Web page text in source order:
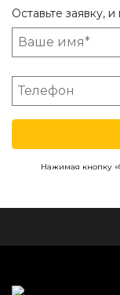
Оставьте заявку,
Нажимая кнопку